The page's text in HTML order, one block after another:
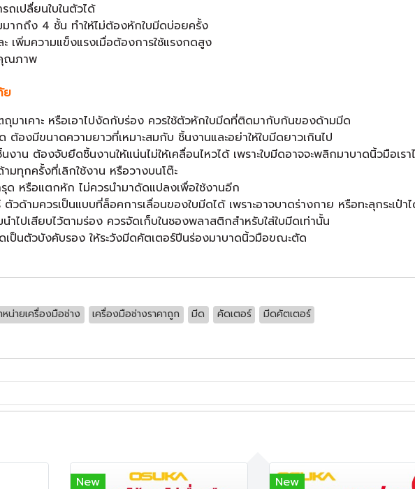
ถเปลื่ยนใบในตัวได้
ากถึง 4 ชั้น ทำให้ไม่ต้องหักใบมีดบ่อยครั้ง
เพิ่มความแข็งแรงเมื่อต้องการใช้แรงกดสูง
ณภาพ
ย
ถุมาเคาะ หรือเอาไปงัดกับร่อง ควรใช้ตัวหักใบมีดที่ติดมากับก้นของด้ามมีด
ต้องมีขนาดความยาวที่เหมาะสมกับ ชิ้นงานและอย่าให้ใบมีดยาวเกินไป
งาน ต้องจับยึดชิ้นงานให้แน่นไม่ให้เคลื่อนไหวได้ เพราะใบมีดอาจจะพลิกมาบาดนิ้วมือเรา
ามทุกครั้งที่เลิกใช้งาน หรือวางบนโต๊ะ
ด หรือแตกหัก ไม่ควรนำมาดัดแปลงเพื่อใช้งานอีก
ด้ามควรเป็นแบบที่ล็อคการเลื่อนของใบมีดได้ เพราะอาจบาดร่างกาย หรือทะลุกระเป๋า
ำไปเสียบไว้ตามร่อง ควรจัดเก็บในซองพลาสติกสำหรับใส่ใบมีดเท่านั้น
เป็นตัวบังคับรอง ให้ระวังมีดคัตเตอร์ปีนร่องมาบาดนิ้วมือขณะตัด
หน่ายเครื่องมือช่าง เครื่องมือช่างราคาถูก มีด คัดเตอร์ มีดคัตเตอร์
New New